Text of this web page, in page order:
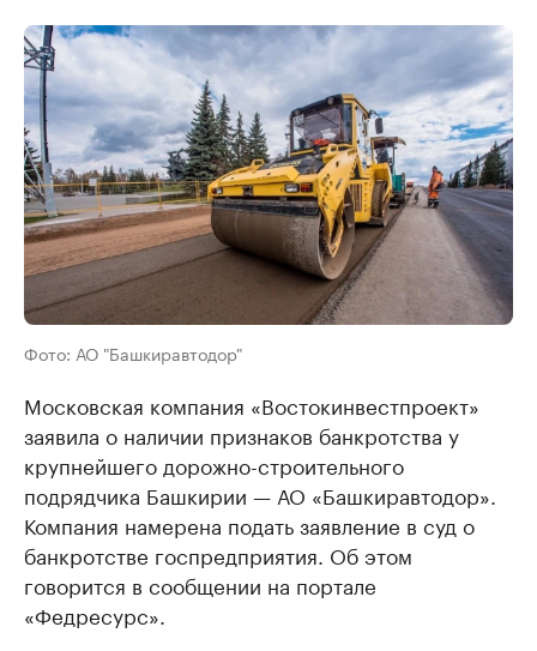
Фото: АО "Башкиравтодор"
Московская компания «Востокинвестпроект»
заявила о наличии признаков банкротства у
крупнейшего дорожно-строительного
подрядчика Башкирии — АО «Башкиравтодор».
Компания намерена подать заявление в суд о
банкротстве госпредприятия. Об этом
говорится в сообщении на портале
«Федресурс».